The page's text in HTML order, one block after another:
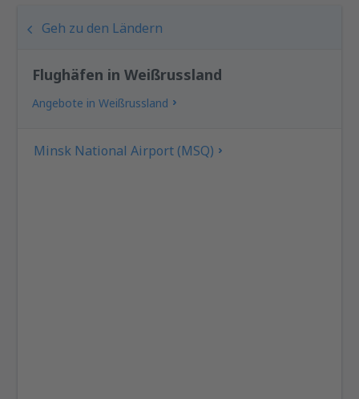
Geh zu den Ländern
Flughäfen in Weißrussland
Angebote in Weißrussland
Minsk National Airport (MSQ)